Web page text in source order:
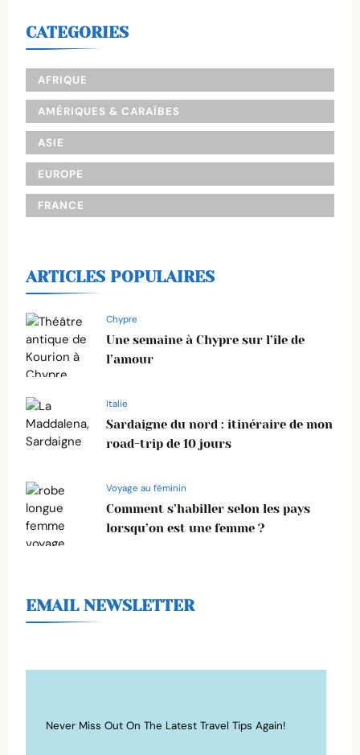
CATEGORIES
AFRIQUE
AMÉRIQUES & CARAÏBES
ASIE
EUROPE
FRANCE
ARTICLES POPULAIRES
Chypre
Une semaine à Chypre sur l’île de
l’amour
Italie
Sardaigne du nord : itinéraire de mon
road-trip de 10 jours
Voyage au féminin
Comment s’habiller selon les pays
lorsqu’on est une femme ?
EMAIL NEWSLETTER
Never Miss Out On The Latest Travel Tips Again!